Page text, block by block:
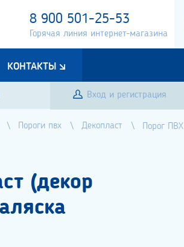
8 900 501-25-53
Горячая линия интернет-магазина
КОНТАКТЫ
Вход и регистрация
Пороги пвх Декопласт
Порог ПВХ
(декор